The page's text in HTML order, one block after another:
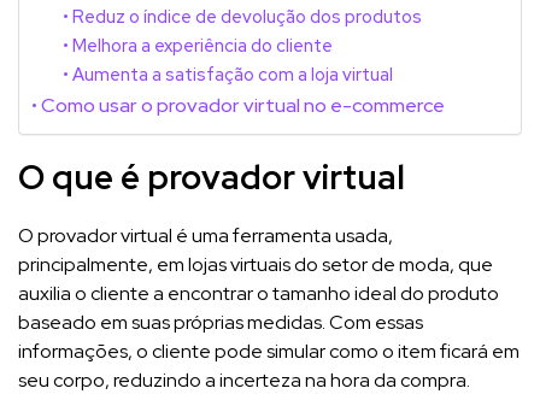
Reduz o índice de devolução dos produtos
Melhora a experiência do cliente
Aumenta a satisfação com a loja virtual
Como usar o provador virtual no e-commerce
O que é provador virtual
O provador virtual é uma ferramenta usada,
principalmente, em lojas virtuais do setor de moda, que
auxilia o cliente a encontrar o tamanho ideal do produto
baseado em suas próprias medidas. Com essas
informações, o cliente pode simular como o item ficará em
seu corpo, reduzindo a incerteza na hora da compra.